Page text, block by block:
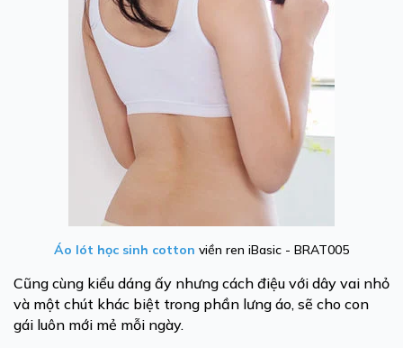
Áo lót học sinh cotton viền ren iBasic - BRAT005
Cũng cùng kiểu dáng ấy nhưng cách điệu với dây vai nhỏ
và một chút khác biệt trong phần lưng áo, sẽ cho con
gái luôn mới mẻ mỗi ngày.